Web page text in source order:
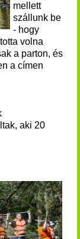
mellett
szállunk be
- hogy
volna
a parton, és
a címen
aki 20